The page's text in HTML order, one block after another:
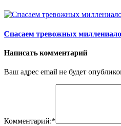
Спасаем тревожных
Написать комментарий
Ваш адрес email не будет
Комментарий:*